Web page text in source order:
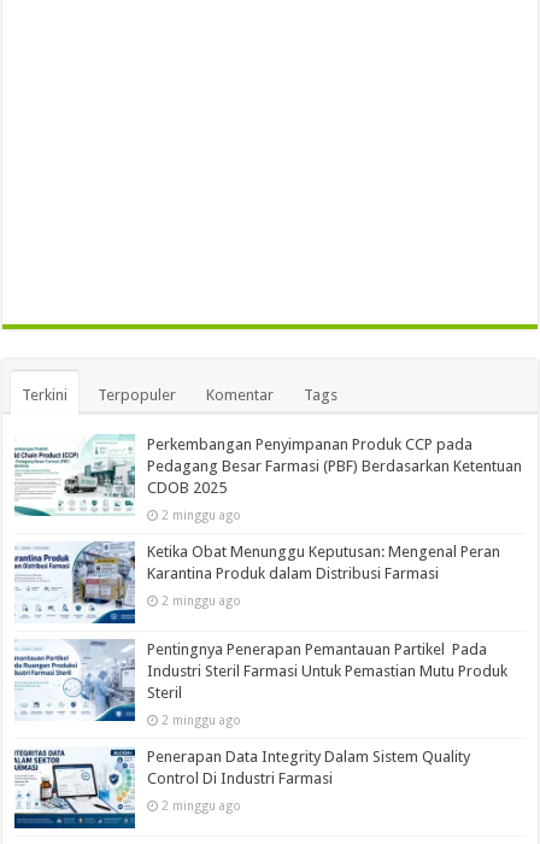
Terkini Terpopuler Komentar Tags
Perkembangan Penyimpanan Produk CCP pada
Pedagang Besar Farmasi (PBF) Berdasarkan Ketentuan
CDOB 2025
2 minggu ago
Ketika Obat Menunggu Keputusan: Mengenal Peran
Karantina Produk dalam Distribusi Farmasi
2 minggu ago
Pentingnya Penerapan Pemantauan Partikel Pada
Industri Steril Farmasi Untuk Pemastian Mutu Produk
Steril
2 minggu ago
Penerapan Data Integrity Dalam Sistem Quality
Control Di Industri Farmasi
2 minggu ago